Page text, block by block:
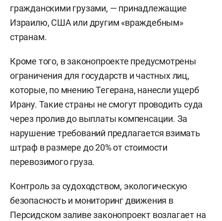
гражданскими грузами, — принадлежащие
Израилю, США или другим «враждебным»
странам.
Кроме того, в законопроекте предусмотрены
ограничения для государств и частных лиц,
которые, по мнению Тегерана, нанесли ущерб
Ирану. Такие страны не смогут проводить суда
через пролив до выплаты компенсации. За
нарушение требований предлагается взимать
штраф в размере до 20% от стоимости
перевозимого груза.
Контроль за судоходством, экологическую
безопасность и мониторинг движения в
Персидском заливе законопроект возлагает на